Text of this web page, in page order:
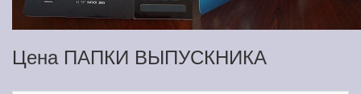
Цена ПАПКИ ВЫПУСКНИКА